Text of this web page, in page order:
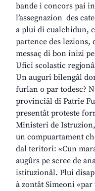
bande i concors pai
l’assegnazion des
a plui di cualchidun,
partence des lezions,
messaç di bon inizi
Ufici scolastic
Un auguri bilengâl
furlan o par todesc?
provinciâl di Patrie
presentât proteste
Ministeri de
un compuartament
dal teritori: «Cun
augûrs pe scree de
istituzionâl. Plui
à zontât Simeoni